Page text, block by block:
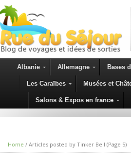
Albanie Allemagne Bases
Les Caraïbes Musées et
Salons & Expos en france
Home / Articles posted by Tinker Bell (Page 5)